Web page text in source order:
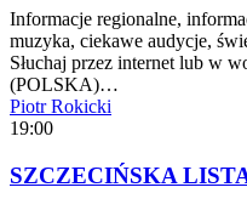
Informacje regionalne,
muzyka, ciekawe audycje,
Słuchaj przez internet lub w
(POLSKA)…
Piotr Rokicki
19:00
SZCZECIŃSKA